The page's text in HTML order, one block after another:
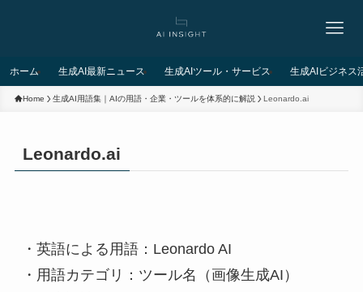
ホーム 生成AI最新ニュース 生成AIツール・サービス 生成AIビジネス
Home 生成AI用語集｜AIの用語・企業・ツールを体系的に解説 Leonardo.ai
Leonardo.ai
・英語による用語：Leonardo AI
・用語カテゴリ：ツール名（画像生成AI）